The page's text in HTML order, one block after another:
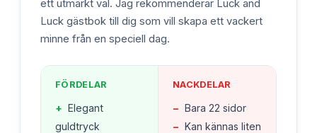
ett utmärkt val. Jag rekommenderar Luck and
Luck gästbok till dig som vill skapa ett vackert
minne från en speciell dag.
FÖRDELAR
+ Elegant
guldtryck
NACKDELAR
− Bara 22 sidor
− Kan kännas liten